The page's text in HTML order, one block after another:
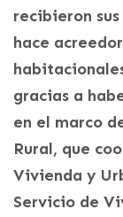
recibieron
hace
gracias a
en el marco
Rural, que
Vivienda y
Servicio de